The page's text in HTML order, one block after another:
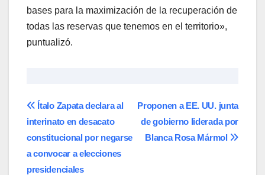
bases para la maximización de la recuperación de
todas las reservas que tenemos en el territorio»,
puntualizó.
Navegación
de
entradas
Proponen a EE. UU. junta
de gobierno liderada por
Blanca Rosa Mármol
​Ítalo Zapata declara al
interinato en desacato
constitucional por negarse
a convocar a elecciones
presidenciales